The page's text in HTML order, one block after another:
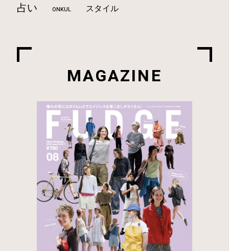
占い ONKUL スタイル
MAGAZINE